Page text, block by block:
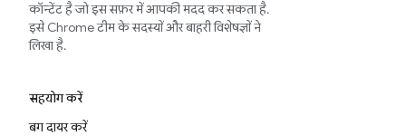
कॉन्टेंट है जो इस सफ़र में आपकी मदद कर सकता है.
इसे Chrome टीम के सदस्यों और बाहरी विशेषज्ञों ने
लिखा है.
सहयोग करें
बग दायर करें